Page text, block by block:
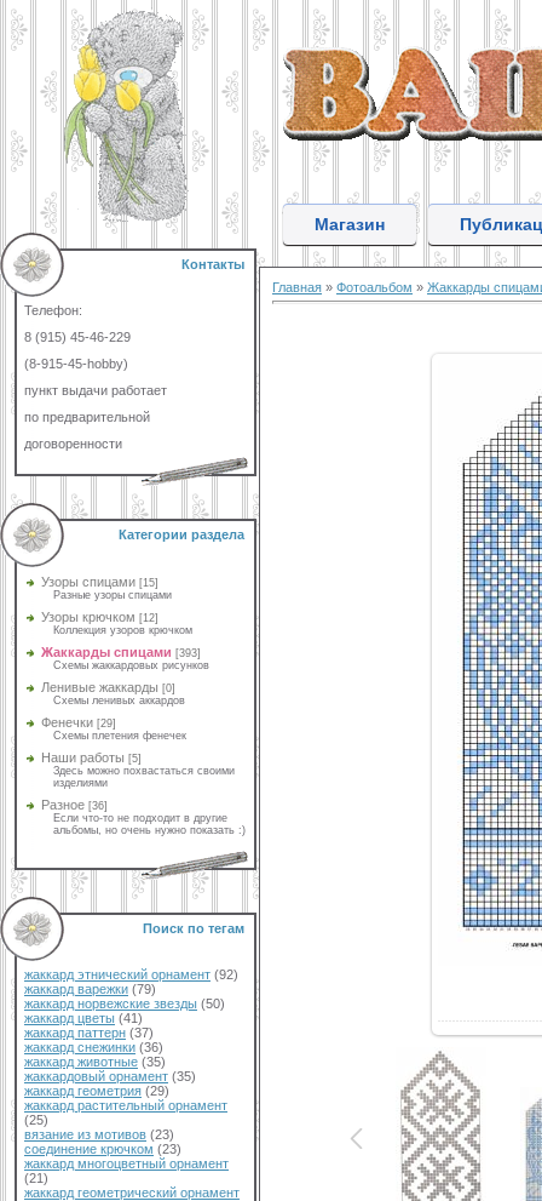
Контакты
Телефон:
8 (915) 45-46-229
(8-915-45-hobby)
пункт выдачи работает
по предварительной
договоренности
Категории раздела
Узоры спицами [15]
Разные узоры спицами
Узоры крючком [12]
Коллекция узоров крючком
Жаккарды спицами [393]
Схемы жаккардовых рисунков
Ленивые жаккарды [0]
Схемы ленивых аккардов
Фенечки [29]
Схемы плетения фенечек
Наши работы [5]
Здесь можно похвастаться своими
изделиями
Разное [36]
Если что-то не подходит в другие
альбомы, но очень нужно показать :)
Поиск по тегам
жаккард этнический орнамент (92)
жаккард варежки (79)
жаккард норвежские звезды (50)
жаккард цветы (41)
жаккард паттерн (37)
жаккард снежинки (36)
жаккард животные (35)
жаккардовый орнамент (35)
жаккард геометрия (29)
жаккард растительный орнамент
(25)
вязание из мотивов (23)
соединение крючком (23)
жаккард многоцветный орнамент
(21)
жаккард геометрический орнамент
Магазин
Главная » Фотоальбом » Жаккарды